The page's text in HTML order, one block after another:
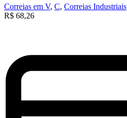
Correias em V, C, Correias Industriais
R$ 68,26